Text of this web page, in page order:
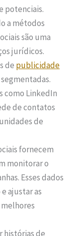
potenciais.
a métodos
são uma
jurídicos.
de publicidade
como LinkedIn
de contatos
de
fornecem
monitorar o
Esses dados
ajustar as
histórias de